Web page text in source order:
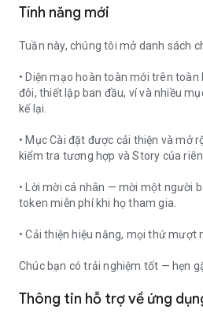
Tính năng mới
Tuần này, chúng tôi mở danh sách
• Diện mạo hoàn toàn mới trên
đôi, thiết lập ban đầu, ví và nhiều
kế lại.
• Mục Cài đặt được cải thiện và mở
kiểm tra tương hợp và Story của
• Lời mời cá nhân — mời một người
token miễn phí khi họ tham gia.
• Cải thiện hiệu năng, mọi thứ mượt
Chúc bạn có trải nghiệm tốt — hẹn
Thông tin hỗ trợ về ứng